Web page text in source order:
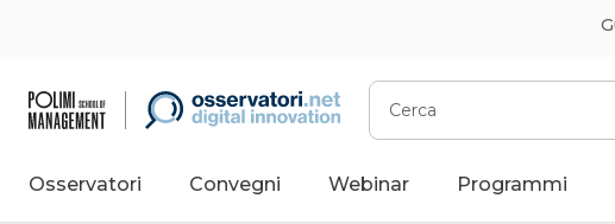
Cerca
Osservatori Convegni Webinar Programmi